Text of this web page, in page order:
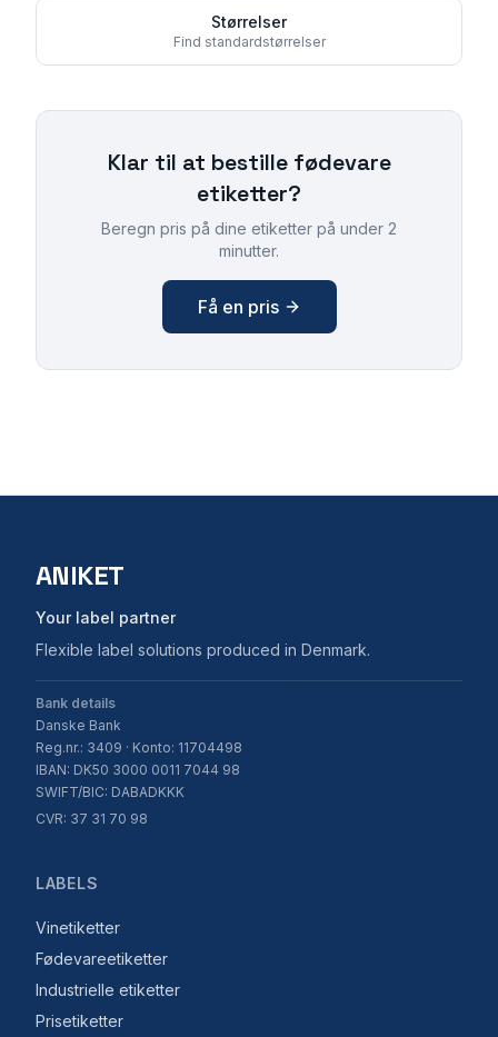
Størrelser
Find standardstørrelser
Klar til at bestille fødevare
etiketter?
Beregn pris på dine etiketter på under 2
minutter.
Få en pris
ANIKET
Your label partner
Flexible label solutions produced in Denmark.
Bank details
Danske Bank
Reg.nr.: 3409 · Konto: 11704498
IBAN: DK50 3000 0011 7044 98
SWIFT/BIC: DABADKKK
CVR: 37 31 70 98
LABELS
Vinetiketter
Fødevareetiketter
Industrielle etiketter
Prisetiketter